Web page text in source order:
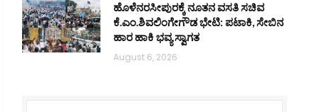
ಹೊಳೆನರಸೀಪುರಕ್ಕೆ ನೂತನ ವಸತಿ ಸಚಿವ
ಕೆ.ಎಂ.ಶಿವಲಿಂಗೇಗೌಡ ಭೇಟಿ: ಪಟಾಕಿ, ಸೇಬಿನ
ಹಾರ ಹಾಕಿ ಭವ್ಯ ಸ್ವಾಗತ
August 6, 2026